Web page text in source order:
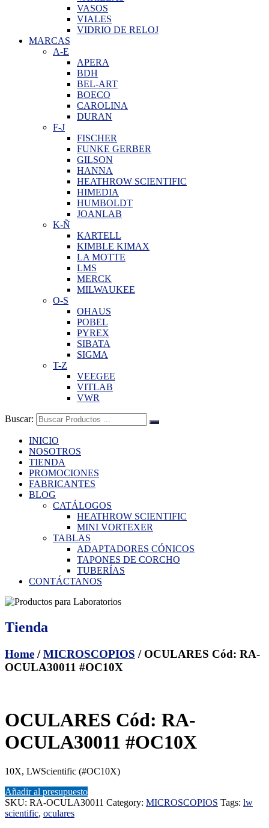
VASOS
VIALES
VIDRIO DE RELOJ
MARCAS
A-E
APERA
BDH
BEL-ART
BOECO
CAROLINA
DURAN
F-J
FISCHER
FUNKE GERBER
GILSON
HANNA
HEATHROW SCIENTIFIC
HIMEDIA
HUMBOLDT
JOANLAB
K-Ñ
KARTELL
KIMBLE KIMAX
LA MOTTE
LMS
MERCK
MILWAUKEE
O-S
OHAUS
POBEL
PYREX
SIBATA
SIGMA
T-Z
VEEGEE
VITLAB
VWR
Buscar:
INICIO
NOSOTROS
TIENDA
PROMOCIONES
FABRICANTES
BLOG
CATÁLOGOS
HEATHROW SCIENTIFIC
MINI VORTEXER
TABLAS
ADAPTADORES CÓNICOS
TAPONES DE CORCHO
TUBERÍAS
CONTÁCTANOS
Tienda
Home /MICROSCOPIOS / OCULARES Cód: RA-
OCULA30011 #OC10X
OCULARES Cód: RA-
OCULA30011 #OC10X
10X, LWScientific (#OC10X)
Añadir al presupuesto
SKU: RA-OCULA30011 Category: MICROSCOPIOS Tags: lw
scientific, oculares